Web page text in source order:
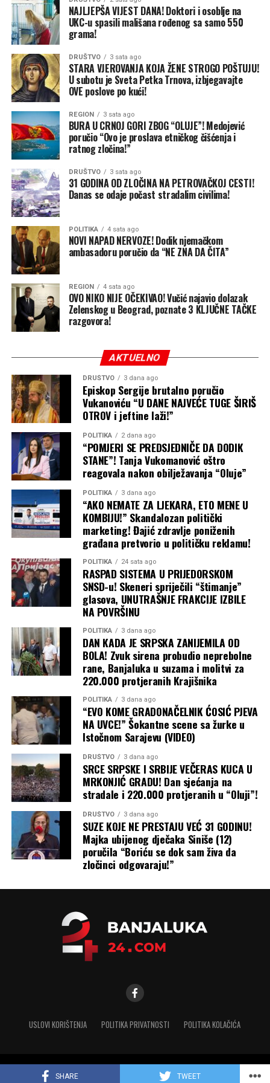
SHARE TWEET
obilne padavine očekuju se i uz planinske lance –
Apenine, Dinaride i Karpate. Modeli visoke rezolucije
ukazuju na to da bi lokalno moglo pasti i više od 100 do
150 mm kiše, posebno tamo gdje se kombinuju
konvektivne i frontalne padavine uzrokovane
orografijom.
Osjetno hladnija vazdušna masa biće dovoljno hladna da
do narednog ponedjeljka donese i do 50 centimetara
snijega Alpima, a nešto svježeg snijega pašće i nad
središnjim Pirinejima.
Nakon nevremena slijedi veliki obrt i povratak toplote
Prognoze za narednu sedmicu najavljuju promjenu
vremenskog obrasca. Blokirajuće polje visokog pritiska
nad sjevernim Atlantikom trebalo bi da se uruši, a
zamijeniće ga duboke doline i prizemne ciklone. To će
dovesti do stabilnijeg vremena i jačanja anticiklonalnog
grebena nad Evropom prema kraju maja 2026. godine.
Predviđa se i povratak temperatura na uobičajene, pa i
iznadprosječne vrijednosti, a uskoro bi mogle dostići i
nivo toplotnog talasa. Toplije vrijeme naredne sedmice
prvo će se proširiti na zapadnu i jugozapadnu Evropu, a
NAJLJEPŠA VIJEST DANA! Doktori i osoblje na
UKC-u spasili mališana rođenog sa samo 550
grama!
DRUŠTVO 3 sata ago
STARA VJEROVANJA KOJA ŽENE STROGO POŠTUJU!
U subotu je Sveta Petka Trnova, izbjegavajte
OVE poslove po kući!
REGION 3 sata ago
BURA U CRNOJ GORI ZBOG “OLUJE”! Medojević
poručio “Ovo je proslava etničkog čišćenja i
ratnog zločina!”
DRUŠTVO 3 sata ago
31 GODINA OD ZLOČINA NA PETROVAČKOJ CESTI!
Danas se odaje počast stradalim civilima!
POLITIKA 4 sata ago
NOVI NAPAD NERVOZE! Dodik njemačkom
ambasadoru poručio da “NE ZNA DA ČITA”
REGION 4 sata ago
OVO NIKO NIJE OČEKIVAO! Vučić najavio dolazak
Zelenskog u Beograd, poznate 3 KLJUČNE TAČKE
razgovora!
AKTUELNO
DRUŠTVO 3 dana ago
Episkop Sergije brutalno poručio
Vukanoviću “U DANE NAJVEĆE TUGE ŠIRIŠ
OTROV i jeftine laži!”
POLITIKA 2 dana ago
“POMJERI SE PREDSJEDNIČE DA DODIK
STANE”! Tanja Vukomanović oštro
reagovala nakon obilježavanja “Oluje”
POLITIKA 3 dana ago
“AKO NEMATE ZA LJEKARA, ETO MENE U
KOMBIJU!” Skandalozan politički
marketing! Đajić zdravlje poniženih
građana pretvorio u političku reklamu!
POLITIKA 24 sata ago
RASPAD SISTEMA U PRIJEDORSKOM
SNSD-u! Skeneri spriječili “štimanje”
glasova, UNUTRAŠNJE FRAKCIJE IZBILE
NA POVRŠINU
POLITIKA 3 dana ago
DAN KADA JE SRPSKA ZANIJEMILA OD
BOLA! Zvuk sirena probudio neprebolne
rane, Banjaluka u suzama i molitvi za
220.000 protjeranih Krajišnika
POLITIKA 3 dana ago
“EVO KOME GRADONAČELNIK ĆOSIĆ PJEVA
NA UVCE!” Šokantne scene sa žurke u
Istočnom Sarajevu (VIDEO)
DRUŠTVO 3 dana ago
SRCE SRPSKE I SRBIJE VEČERAS KUCA U
MRKONJIĆ GRADU! Dan sjećanja na
stradale i 220.000 protjeranih u “Oluji”!
DRUŠTVO 3 dana ago
SUZE KOJE NE PRESTAJU VEĆ 31 GODINU!
Majka ubijenog dječaka Siniše (12)
poručila “Boriću se dok sam živa da
zločinci odgovaraju!”
USLOVI KORIŠTENJA POLITIKA PRIVATNOSTI POLITIKA KOLAČIĆA
Copyright © 2025 banjaluka-24.com. Sva prava zadržana